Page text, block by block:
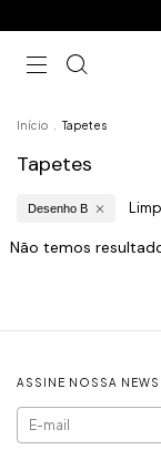
Início Tapetes
Tapetes
Desenho B
Não temos
ASSINE NOSSA